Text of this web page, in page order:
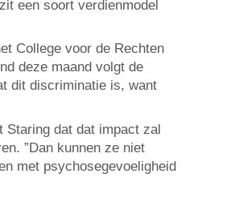
een soort verdienmodel
College voor de Rechten
deze maand volgt de
dit discriminatie is, want
Staring dat dat impact zal
”Dan kunnen ze niet
met psychosegevoeligheid